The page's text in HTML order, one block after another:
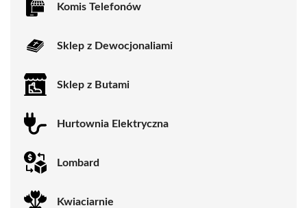
Komis Telefonów
Sklep z Dewocjonaliami
Sklep z Butami
Hurtownia Elektryczna
Lombard
Kwiaciarnie